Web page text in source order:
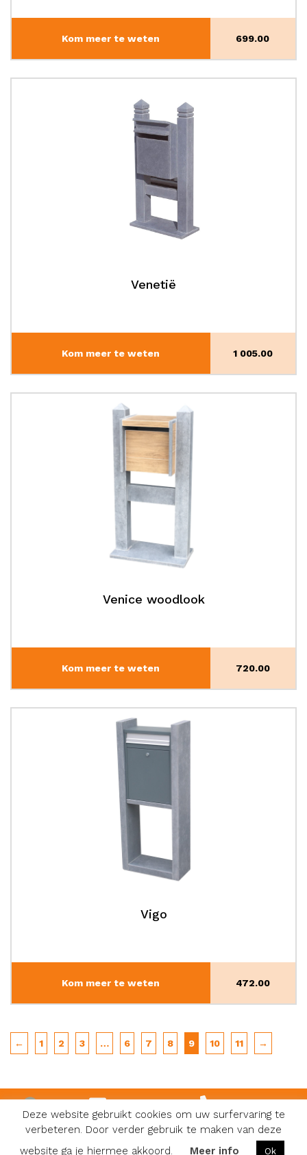
Kom meer te weten 699.00
Venetië
Kom meer te weten 1 005.00
Venice woodlook
Kom meer te weten 720.00
Vigo
Kom meer te weten 472.00
← 1 2 3 … 6 7 8 9 10 11 →
Facebook
Algemene voorwaarden| Privacy & Cookies| Website:
Deze website gebruikt cookies om uw surfervaring te
verbeteren. Door verder gebruik te maken van deze
website ga je hiermee akkoord.
Meer info Ok